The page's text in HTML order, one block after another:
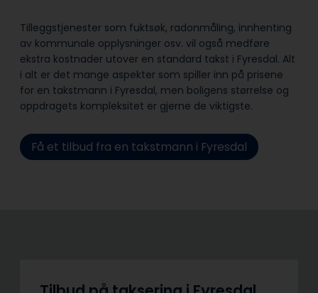
Tilleggstjenester som fuktsøk, radonmåling, innhenting
av kommunale opplysninger osv. vil også medføre
ekstra kostnader utover en standard takst i Fyresdal. Alt
i alt er det mange aspekter som spiller inn på prisene
for en takstmann i Fyresdal, men boligens størrelse og
oppdragets kompleksitet er gjerne de viktigste.
Få et tilbud fra en takstmann i Fyresdal